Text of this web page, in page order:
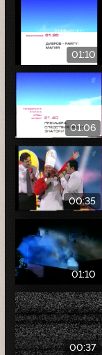
01:10
01:06
00:35
01:10
00:37